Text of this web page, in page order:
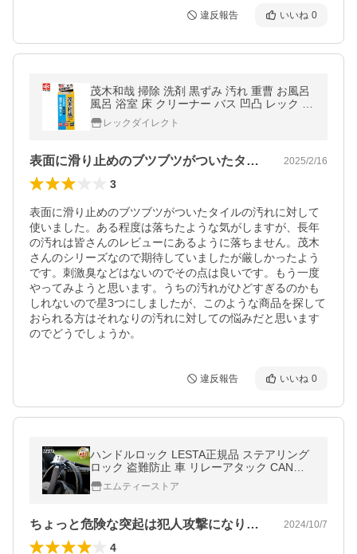
違反報告 いいね 0
茂木和哉 掃除 洗剤 黒ずみ 汚れ 重曹 お風呂
風呂 浴室 床 クリーナー バス 凹凸 レック le
c
レックダイレクト
表面に滑り止めのブツブツがついたタイル… 2025/2/16
3
表面に滑り止めのブツブツがついたタイルの汚れに対して
使いました。ある程度は落ちたような気がしますが、長年
の汚れは皆さんのレビューにあるように落ちません。茂木
さんのシリーズなので期待していましたが厳しかったよう
です。刺激臭などはないのでその点は良いです。もう一度
やってみようと思います。うちの汚れがひどすぎるのかも
しれないので星3つにしましたが、このような商品を探して
おられる方はそれなりの汚れに対しての悩みだと思います
のでどうでしょうか。
違反報告 いいね 0
ハンドルロック LESTA正規品 ステアリング
ロック 盗難防止 車 リレーアタック CANイ
ンベーダー 対策グッズ レスタ LST7 ブラッ
ク色エムティーストア
ちょっと危険な突起は犯人攻撃になりそう🖤 2024/10/7
4